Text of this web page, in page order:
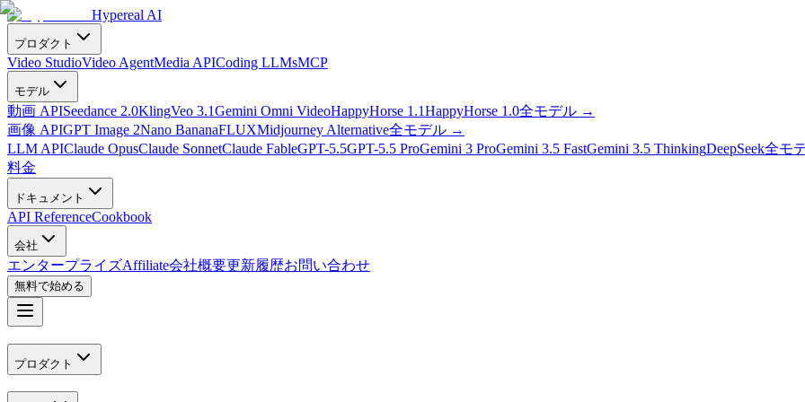
Hypereal AI
プロダクト
Video StudioVideo AgentMedia APICoding LLMsMCP
モデル
動画 APISeedance 2.0KlingVeo 3.1Gemini Omni VideoHappyHorse 1.1HappyHorse 1.0全モデル →
画像 APIGPT Image 2Nano BananaFLUXMidjourney Alternative全モデル →
LLM APIClaude OpusClaude SonnetClaude FableGPT-5.5GPT-5.5 ProGemini 3 ProGemini 3.5 FastGemini 3.5 ThinkingDeepSeek全モ
料金
ドキュメント
API ReferenceCookbook
会社
エンタープライズAffiliate会社概要更新履歴お問い合わせ
無料で始める
プロダクト